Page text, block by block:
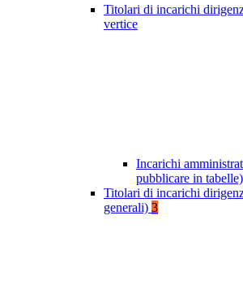
Titolari di incarichi
vertice
Incarichi
pubblicare in tabelle)
Titolari di incarichi
generali) 3